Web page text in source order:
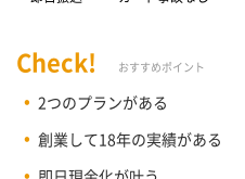
Check! おすすめポイント
2つのプランがある
創業して18年の実績がある